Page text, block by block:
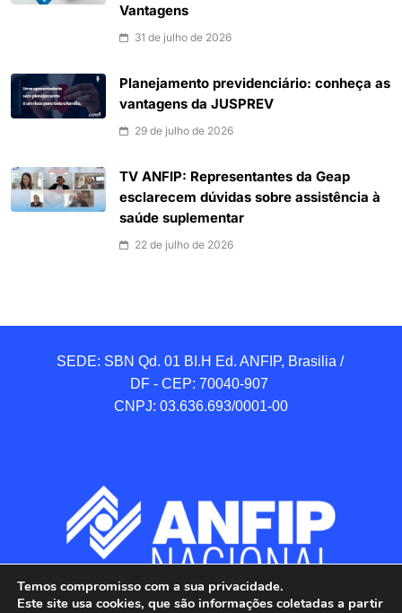
Vantagens
31 de julho de 2026
Planejamento previdenciário: conheça as
vantagens da JUSPREV
29 de julho de 2026
TV ANFIP: Representantes da Geap
esclarecem dúvidas sobre assistência à
saúde suplementar
22 de julho de 2026
SEDE: SBN Qd. 01 BI.H Ed. ANFIP, Brasilia /
DF - CEP: 70040-907
CNPJ: 03.636.693/0001-00
Temos compromisso com a sua privacidade.
Este site usa cookies, que são informações coletadas a partir